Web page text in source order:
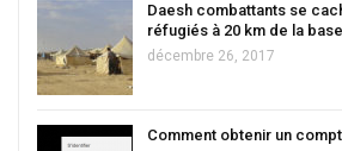
Daesh combattants se
réfugiés à 20 km de la
décembre 26, 2017
Comment obtenir un